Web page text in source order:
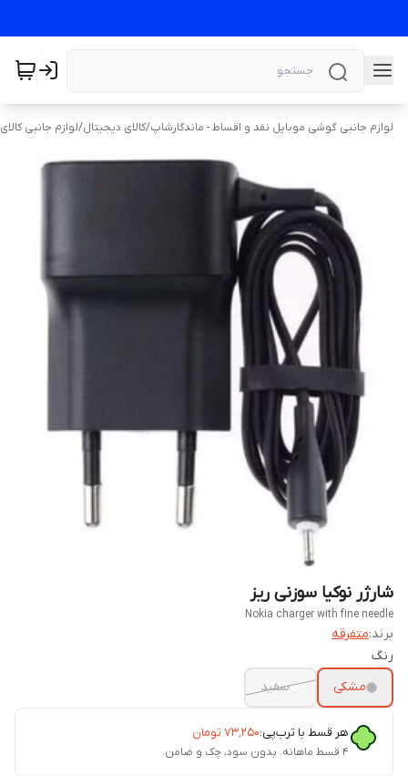
لوازم جانبی گوشی موبایل نقد و اقساط - ماندگارشاپ/کالای دیجیتال/لوازم جانبی
شارژر نوکیا سوزنی ریز
Nokia charger with fine needle
برند:متفرقه
رنگ
مشکی
سفید
هر قسط با ترب‌پی:۷۳٬۲۵۰ تومان
۴ قسط ماهانه. بدون سود، چک و ضامن.